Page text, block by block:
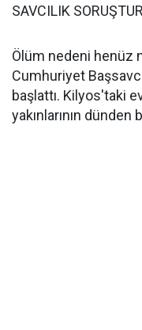
SAVCILIK
Ölüm nedeni henüz
Cumhuriyet
başlattı. Kilyos'taki
yakınlarının dünden